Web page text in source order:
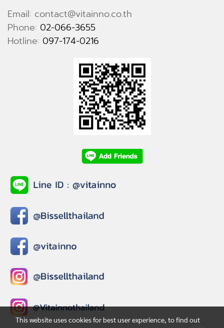
Email: contact@vitainno.co.th
Phone: 02-066-3655
Hotline: 097-174-0216
This website uses cookies for best user experience, to find out